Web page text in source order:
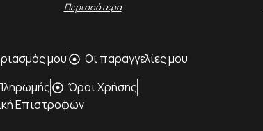
Περισσότερα
μου
Oι παραγγελίες μου
Όροι Χρήσης
Επιστροφών